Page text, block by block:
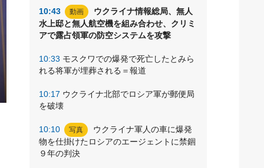
10:43 動画
ウクライナ情報総局、無人
水上邸と無人航空機を組み合わせ、クリミ
アで露占領軍の防空システムを攻撃
10:33 モスクワでの爆発で死亡したとみら
れる将軍が埋葬される＝報道
10:17 ウクライナ北部でロシア軍が郵便局
を破壊
10:10 写真
ウクライナ軍人の車に爆発
物を仕掛けたロシアのエージェントに禁錮
９年の判決